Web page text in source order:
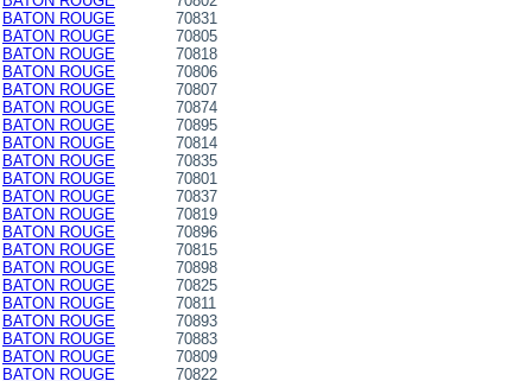
BATON ROUGE
70831
BATON ROUGE
70805
BATON ROUGE
70818
BATON ROUGE
70806
BATON ROUGE
70807
BATON ROUGE
70874
BATON ROUGE
70895
BATON ROUGE
70814
BATON ROUGE
70835
BATON ROUGE
70801
BATON ROUGE
70837
BATON ROUGE
70819
BATON ROUGE
70896
BATON ROUGE
70815
BATON ROUGE
70898
BATON ROUGE
70825
BATON ROUGE
70811
BATON ROUGE
70893
BATON ROUGE
70883
BATON ROUGE
70809
BATON ROUGE
70822